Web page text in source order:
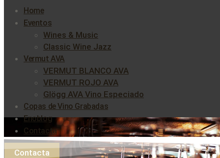
Home
Eventos
Wines & Music
Classic Wine Jazz
Vermut AVA
VERMUT BLANCO AVA
VERMUT ROJO AVA
Glögg AVA Vino Especiado
Copas de Vino Grabadas
Enoblog
Contacta
Contacta